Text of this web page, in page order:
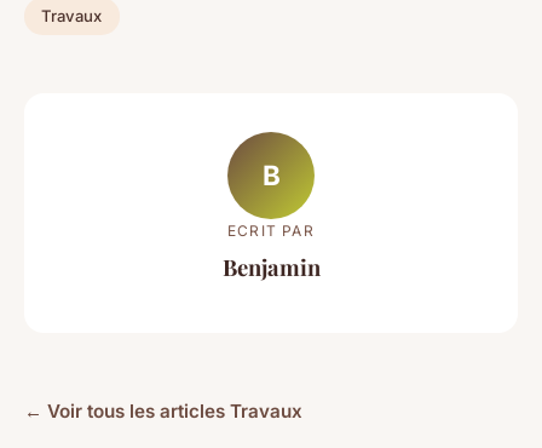
Travaux
B
ECRIT PAR
Benjamin
← Voir tous les articles Travaux